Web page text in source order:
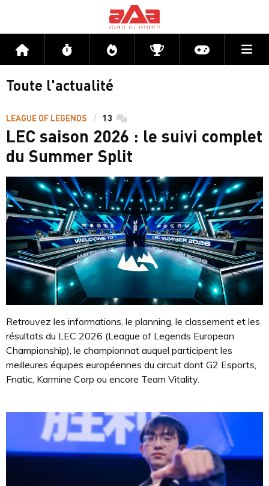
Accueil Flux Directs CompétitionsActu jeux
Toute l'actualité
LEAGUE OF LEGENDS 13 commentaires
LEC saison 2026 : le suivi complet
du Summer Split
Retrouvez les informations, le planning, le classement et les
résultats du LEC 2026 (League of Legends European
Championship), le championnat auquel participent les
meilleures équipes européennes du circuit dont G2 Esports,
Fnatic, Karmine Corp ou encore Team Vitality.